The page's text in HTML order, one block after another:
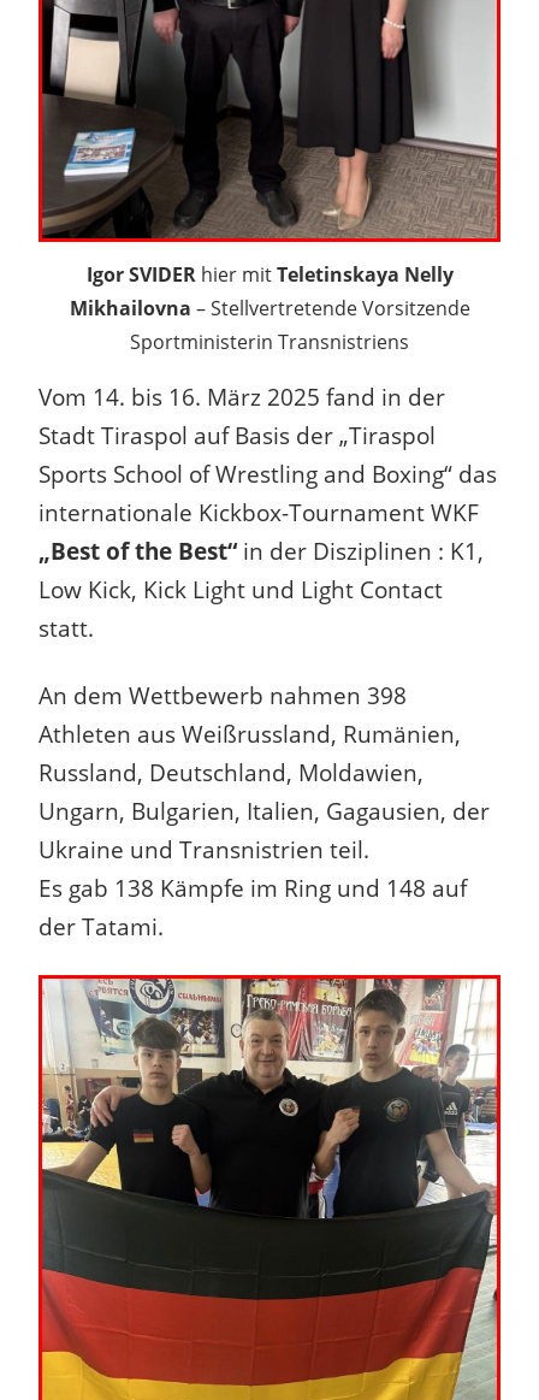
Igor SVIDERhier mitTeletinskaya Nelly
Mikhailovna – Stellvertretende Vorsitzende
Sportministerin Transnistriens
Vom 14. bis 16. März 2025 fand in der
Stadt Tiraspol auf Basis der „Tiraspol
Sports School of Wrestling and Boxing“ das
internationale Kickbox-Tournament WKF
„Best of the Best“in der Disziplinen : K1,
Low Kick, Kick Light und Light Contact
statt.
An dem Wettbewerb nahmen 398
Athleten aus Weißrussland, Rumänien,
Russland, Deutschland, Moldawien,
Ungarn, Bulgarien, Italien, Gagausien, der
Ukraine und Transnistrien teil.
Es gab 138 Kämpfe im Ring und 148 auf
der Tatami.